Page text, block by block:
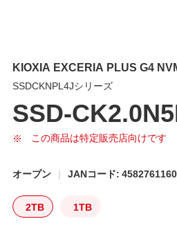
KIOXIA EXCERIA PLUS G4
SSDCKNPL4Jシリーズ
SSD-
この商品は特定販売店向けです
オープン JANコード:
2TB 1TB